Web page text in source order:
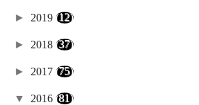
► 2019 (12)
► 2018 (37)
► 2017 (75)
▼ 2016 (81)